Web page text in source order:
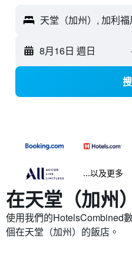
天堂（加州）, 加利
8月16日 週日
...以及更多
在天堂（加州
使用我們的HotelsCombined
個在天堂（加州）​的飯店。